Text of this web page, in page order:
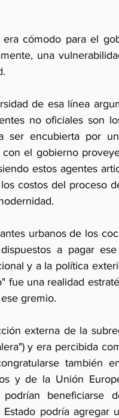
era cómodo para el
una
de esa línea
no oficiales son
ser encubierta por
con el gobierno
estos agentes
costos del proceso
urbanos de los
a pagar
y a la política
fue una realidad
gremio.
externa de la
y era percibida
también
y de la Unión
podrían beneficiarse
Estado podría agregar